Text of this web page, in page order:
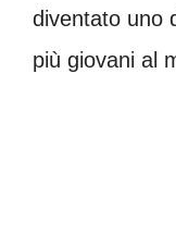
diventato uno
più giovani al